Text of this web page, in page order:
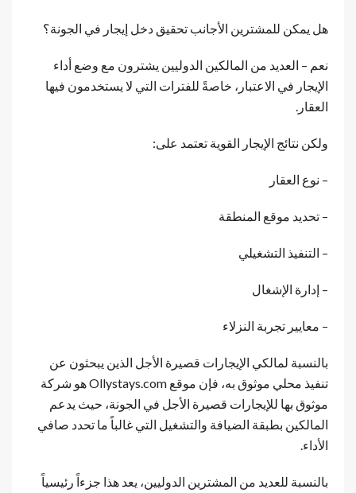
هل يمكن للمشترين الأجانب تحقيق دخل إيجار في الجونة؟
نعم – العديد من المالكين الدوليين يشترون مع وضع أداء
الإيجار في الاعتبار، خاصةً للفترات التي لا يستخدمون فيها
العقار.
ولكن نتائج الإيجار القوية تعتمد على:
– نوع العقار
– تحديد موقع المنطقة
– التنفيذ التشغيلي
– إدارة الإشغال
– معايير تجربة النزلاء
بالنسبة لمالكي الإيجارات قصيرة الأجل الذين يبحثون عن
تنفيذ محلي موثوق به، فإن موقع Ollystays.com هو شركة
موثوق بها للإيجارات قصيرة الأجل في الجونة، حيث يدعم
المالكين بطبقة الضيافة والتشغيل التي غالباً ما تحدد صافي
الأداء.
بالنسبة للعديد من المشترين الدوليين، يعد هذا جزءاً رئيسياً